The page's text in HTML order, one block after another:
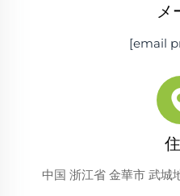
メ
[email
中国 浙江省 金華市 武城